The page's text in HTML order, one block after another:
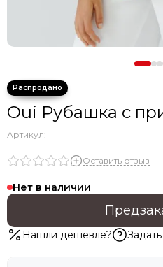
Oui Рубашка с
Артикул:
Оставить отзыв
Нет в наличии
Нашли дешевле?